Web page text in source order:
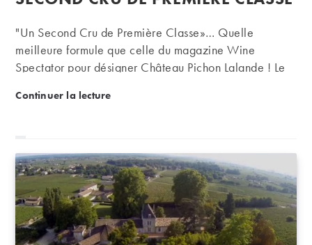
"Un Second Cru de Première Classe»… Quelle
meilleure formule que celle du magazine Wine
Spectator pour désigner Château Pichon Lalande ! Le
famille Rouzaud (groupe Roederer) bénéficie de
"super second".
Continuer la lectureChâteau Pichon Longueville Comtesse de